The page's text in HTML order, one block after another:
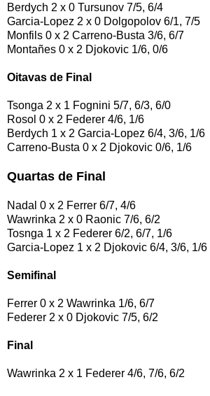
Berdych 2 x 0 Tursunov 7/5, 6/4
Garcia-Lopez 2 x 0 Dolgopolov 6/1, 7/5
Monfils 0 x 2 Carreno-Busta 3/6, 6/7
Montañes 0 x 2 Djokovic 1/6, 0/6
Oitavas de Final
Tsonga 2 x 1 Fognini 5/7, 6/3, 6/0
Rosol 0 x 2 Federer 4/6, 1/6
Berdych 1 x 2 Garcia-Lopez 6/4, 3/6, 1/6
Carreno-Busta 0 x 2 Djokovic 0/6, 1/6
Quartas de Final
Nadal 0 x 2 Ferrer 6/7, 4/6
Wawrinka 2 x 0 Raonic 7/6, 6/2
Tosnga 1 x 2 Federer 6/2, 6/7, 1/6
Garcia-Lopez 1 x 2 Djokovic 6/4, 3/6, 1/6
Semifinal
Ferrer 0 x 2 Wawrinka 1/6, 6/7
Federer 2 x 0 Djokovic 7/5, 6/2
Final
Wawrinka 2 x 1 Federer 4/6, 7/6, 6/2